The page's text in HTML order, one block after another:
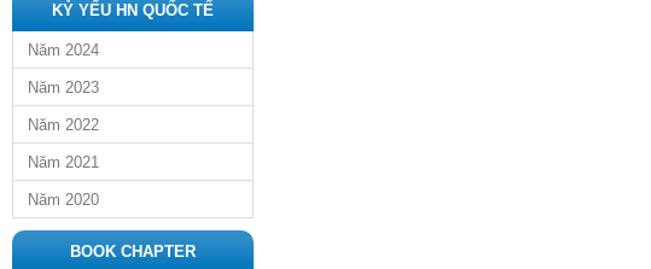
KỶ YẾU HN QUỐC TẾ
Năm 2024
Năm 2023
Năm 2022
Năm 2021
Năm 2020
BOOK CHAPTER